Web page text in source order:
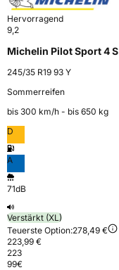
Hervorragend
9,2
Michelin Pilot Sport 4 S
245/35 R19 93 Y
Sommerreifen
bis 300 km⁠/⁠h - bis 650 kg
D
A
71dB
Verstärkt (XL)
Teuerste Option:278,49 €
223,99 €
223
99€